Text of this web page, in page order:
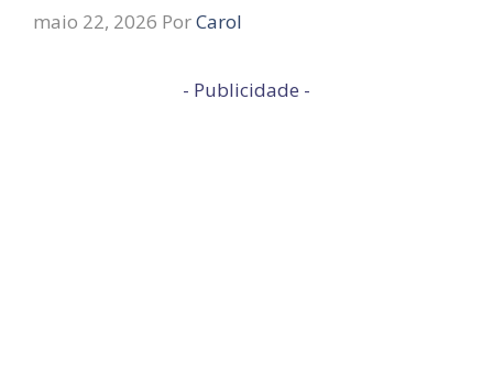
maio 22, 2026 PorCarol
- Publicidade -